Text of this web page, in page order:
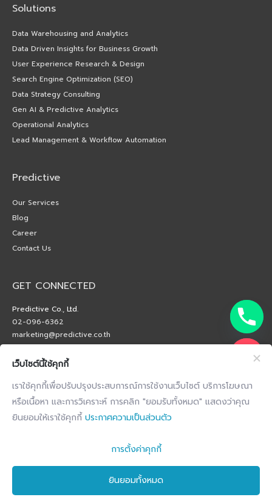
Solutions
Data Warehousing and Analytics
Data Driven Insights for Business Growth
User Experience Research & Design
Search Engine Optimization (SEO)
Data Strategy Consulting
Gen AI & Predictive Analytics
Operational Analytics
Lead Management & Workflow Automation
Predictive
Our Services
Blog
Career
Contact Us
GET CONNECTED
Predictive Co., Ltd.
02-096-6362
marketing@predictive.co.th
Copyright © 2026 by Predictive Co., Ltd. All Right Reserved.
เว็บไซต์นี้ใช้คุกกี้
เราใช้คุกกี้เพื่อปรับปรุงประสบการณ์การใช้งานเว็บไซต์ บริการโฆษณา
หรือเนื้อหา และการวิเคราะห์ การคลิก "ยอมรับทั้งหมด" แสดงว่าคุณ
ยินยอมให้เราใช้คุกกี้ ประกาศความเป็นส่วนตัว
การตั้งค่าคุกกี้
ยินยอมทั้งหมด